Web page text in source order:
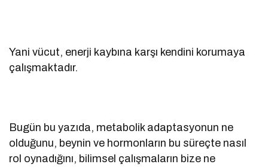
Yani vücut, enerji kaybına karşı kendini korumaya
çalışmaktadır.
Bugün bu yazıda, metabolik adaptasyonun ne
olduğunu, beynin ve hormonların bu süreçte nasıl
rol oynadığını, bilimsel çalışmaların bize ne